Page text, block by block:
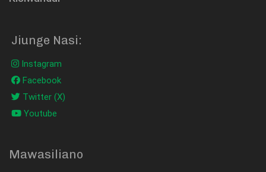
Jiunge Nasi:
Instagram
Facebook
Twitter (X)
Youtube
Mawasiliano